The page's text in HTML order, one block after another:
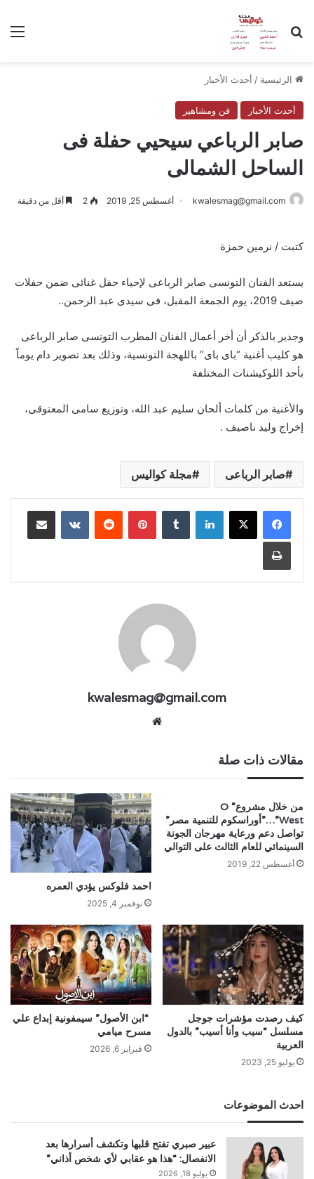
بحث عن
الرئيسية / أحدث الأخبار
أحدث الأخبار فن ومشاهير
صابر الرباعي سيحيي حفلة فى
الساحل الشمالى
kwalesmag@gmail.com أغسطس 25, 2019 2 أقل من دقيقة
كتبت / نرمين حمزة
يستعد الفنان التونسى صابر الرباعى لإحياء حفل غنائى ضمن حفلات
صيف 2019، يوم الجمعة المقبل، فى سيدى عبد الرحمن..
وجدير بالذكر أن أخر أعمال الفنان المطرب التونسى صابر الرباعى
هو كليب أغنية “باى باى” باللهجة التونسية، وذلك بعد تصوير دام يوماً
بأحد اللوكيشنات المختلفة
والأغنية من كلمات ألحان سليم عبد الله، وتوزيع سامى المعتوقى،
إخراج وليد ناصيف .
صابر الرباعى مجلة كواليس
لينكدإن بينتيريست مشاركة عبر البريد
طباعة
kwalesmag@gmail.com
مقالات ذات صلة
من خلال مشروع” O
West”…”أوراسكوم للتنمية مصر”
تواصل دعم ورعاية مهرجان الجونة
السينمائي للعام الثالث على التوالي
أغسطس 22, 2019
احمد فلوكس يؤدي العمره
نوفمبر 4, 2025
كيف رصدت مؤشرات جوجل
مسلسل “سيب وأنا أسيب” بالدول
العربية
يوليو 25, 2023
“ابن الأصول” سيمفونية إبداع علي
مسرح ميامي
فبراير 6, 2026
احدث الموضوعات
عبير صبري تفتح قلبها وتكشف أسرارها بعد
الانفصال: “هذا هو عقابي لأي شخص أذاني”
يوليو 18, 2026